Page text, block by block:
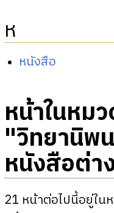
ห
หนังสือ
หน้าในหม
"วิทยานิพ
หนังสือต่า
21 หน้าต่อไปนี้อยู่ใ